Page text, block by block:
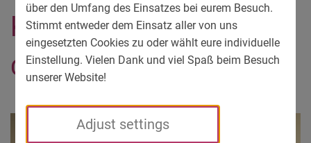
über den Umfang des Einsatzes bei eurem Besuch.
Stimmt entweder dem Einsatz aller von uns
eingesetzten Cookies zu oder wählt eure individuelle
Einstellung. Vielen Dank und viel Spaß beim Besuch
unserer Website!
Adjust settings
Konstantin_M._im_Worksh
op_Web